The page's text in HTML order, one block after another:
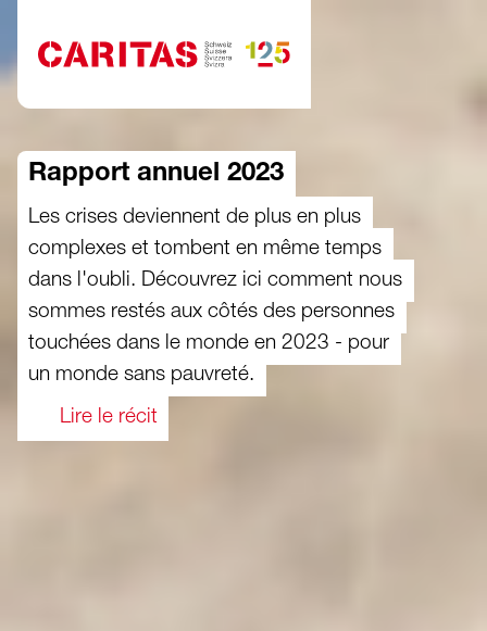
Rapport annuel 2023
Les crises deviennent de plus en plus
complexes et tombent en même temps
dans l'oubli. Découvrez ici comment nous
sommes restés aux côtés des personnes
touchées dans le monde en 2023 - pour
un monde sans pauvreté.
Lire le récit